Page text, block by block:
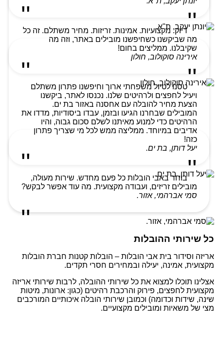
דיוק. מקצועיות. אמינות. זריזות. מחיר משתלם. זה כל
מה שביקשנו כשחיפשנו מובילים באתר, וזה מה
שקיבלנו. ממליצים בחום!
אירינה סוקולוב, חולון
טסנו לטיול משפחתי ארוך וחיפשנו פתרון משתלם
ויעיל לחפצים ולרהיטים שלנו. נכנסו לאתר, ביקשנו
הצעת מחיר להובלה עם אחסנה באזור בת ים.
המובילים שבחרנו הגיעו ובזמן, עבדו ביסודיות, מדדו את
הרהיטים כדי למנוע מאיתנו לשלם סכום גבוה, והיו
אדיבים במיוחד. ממליצה ממש לכל מי שצריך פתרון
כזה!
יעל דותן, בת ים.
בוחר באבי הובלות כל פעם מחדש. שירות מעולה,
מובילים זריזים, ועבודה מקצועית. מה עוד אפשר לבקש?
סמי אברהמי, אזור.
כל שירותי ההובלות
אריזה וסידור בית אבי הובלות – הובלות קטנות חברת הובלות
מקצועית, אמינה, יעילה ובמחירים חסרי תקדים.
אצלינו תוכלו למצוא את כל שירותי ההובלה, לרבות שירותי אריזה
מקצועית לחפצים, פירוק והרכבת רהיטים (כגון: ארונות, מיטות
שינה, שידות וכדומה) וכמובן שירותי הובלה איכותיים המורכבים
מצי של משאיות ומובילים מקצועיים.